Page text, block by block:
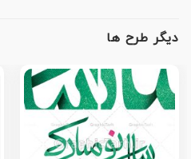
دیگر طرح ها